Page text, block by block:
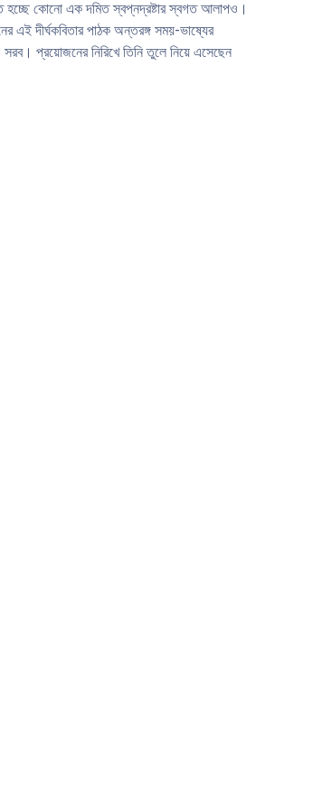
হচ্ছে কোনো এক দমিত স্বপ্নদ্রষ্টার স্বগত আলাপও।
এই দীর্ঘকবিতার পাঠক অন্তরঙ্গ সময়-ভাষ্যের
প্রয়োজনের নিরিখে তিনি তুলে নিয়ে এসেছেন